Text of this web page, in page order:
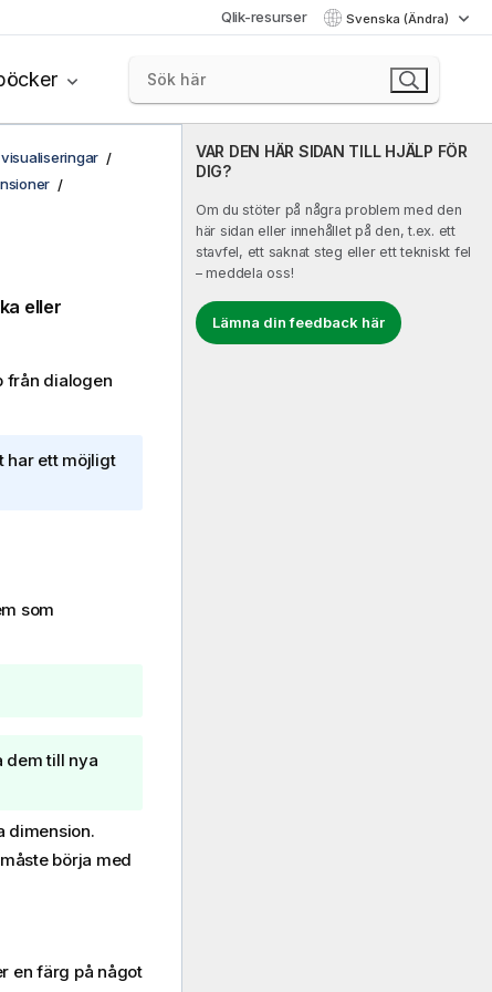
Qlik-resurser Svenska (Ändra)
VAR DEN HÄR SIDAN TILL HJÄLP FÖR
DIG?
Om du stöter på några problem med den
här sidan eller innehållet på den, t.ex. ett
stavfel, ett saknat steg eller ett tekniskt fel
– meddela oss!
Lämna din feedback här
eller
från dialogen
har ett möjligt
som
dem till nya
dimension.
börja med
en färg på något